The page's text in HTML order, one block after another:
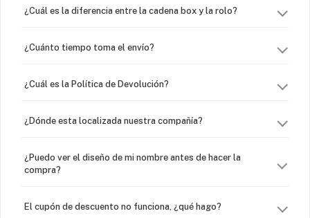
¿Cuál es la diferencia entre la cadena box y la rolo?
¿Cuánto tiempo toma el envío?
¿Cuál es la Política de Devolución?
¿Dónde esta localizada nuestra compañía?
¿Puedo ver el diseño de mi nombre antes de hacer la
compra?
El cupón de descuento no funciona, ¿qué hago?